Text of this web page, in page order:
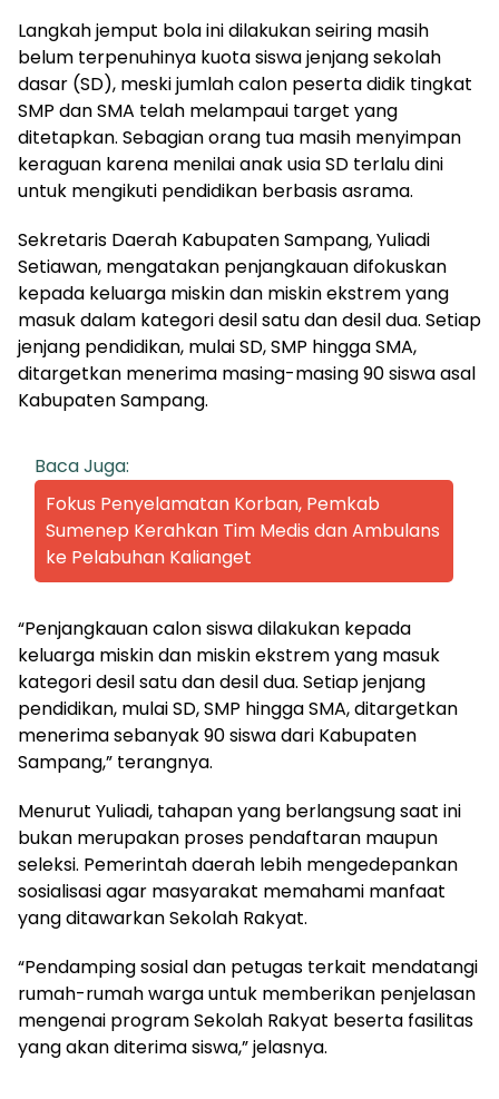
Langkah jemput bola ini dilakukan seiring masih
belum terpenuhinya kuota siswa jenjang sekolah
dasar (SD), meski jumlah calon peserta didik tingkat
SMP dan SMA telah melampaui target yang
ditetapkan. Sebagian orang tua masih menyimpan
keraguan karena menilai anak usia SD terlalu dini
untuk mengikuti pendidikan berbasis asrama.
Sekretaris Daerah Kabupaten Sampang, Yuliadi
Setiawan, mengatakan penjangkauan difokuskan
kepada keluarga miskin dan miskin ekstrem yang
masuk dalam kategori desil satu dan desil dua. Setiap
jenjang pendidikan, mulai SD, SMP hingga SMA,
ditargetkan menerima masing-masing 90 siswa asal
Kabupaten Sampang.
Baca Juga:
Fokus Penyelamatan Korban, Pemkab
Sumenep Kerahkan Tim Medis dan Ambulans
ke Pelabuhan Kalianget
“Penjangkauan calon siswa dilakukan kepada
keluarga miskin dan miskin ekstrem yang masuk
kategori desil satu dan desil dua. Setiap jenjang
pendidikan, mulai SD, SMP hingga SMA, ditargetkan
menerima sebanyak 90 siswa dari Kabupaten
Sampang,” terangnya.
Menurut Yuliadi, tahapan yang berlangsung saat ini
bukan merupakan proses pendaftaran maupun
seleksi. Pemerintah daerah lebih mengedepankan
sosialisasi agar masyarakat memahami manfaat
yang ditawarkan Sekolah Rakyat.
“Pendamping sosial dan petugas terkait mendatangi
rumah-rumah warga untuk memberikan penjelasan
mengenai program Sekolah Rakyat beserta fasilitas
yang akan diterima siswa,” jelasnya.